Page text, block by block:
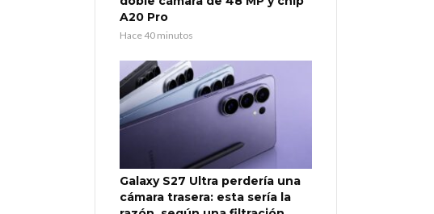
A20 Pro
Hace 40 minutos
Galaxy S27 Ultra perdería una
cámara trasera: esta sería la